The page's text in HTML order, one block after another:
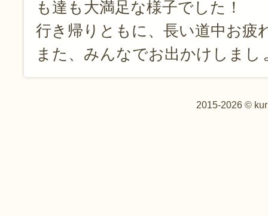
も達も大満足な様子でした！
行き帰りともに、長い道中お疲
また、みんなでお出かけしまし
2015-2026 ©